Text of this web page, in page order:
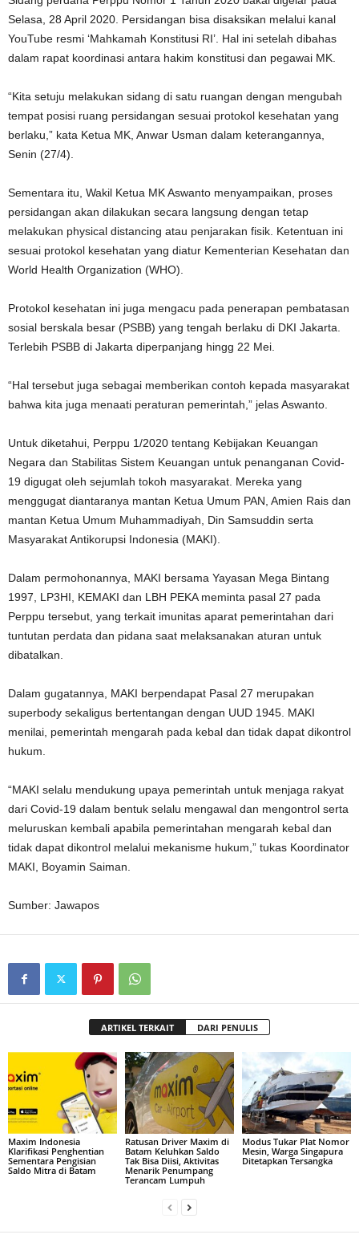
Selasa, 28 April 2020. Persidangan bisa disaksikan melalui kanal
YouTube resmi ‘Mahkamah Konstitusi RI’. Hal ini setelah dibahas
dalam rapat koordinasi antara hakim konstitusi dan pegawai MK.
“Kita setuju melakukan sidang di satu ruangan dengan mengubah
tempat posisi ruang persidangan sesuai protokol kesehatan yang
berlaku,” kata Ketua MK, Anwar Usman dalam keterangannya,
Senin (27/4).
Sementara itu, Wakil Ketua MK Aswanto menyampaikan, proses
persidangan akan dilakukan secara langsung dengan tetap
melakukan physical distancing atau penjarakan fisik. Ketentuan ini
sesuai protokol kesehatan yang diatur Kementerian Kesehatan dan
World Health Organization (WHO).
Protokol kesehatan ini juga mengacu pada penerapan pembatasan
sosial berskala besar (PSBB) yang tengah berlaku di DKI Jakarta.
Terlebih PSBB di Jakarta diperpanjang hingg 22 Mei.
“Hal tersebut juga sebagai memberikan contoh kepada masyarakat
bahwa kita juga menaati peraturan pemerintah,” jelas Aswanto.
Untuk diketahui, Perppu 1/2020 tentang Kebijakan Keuangan
Negara dan Stabilitas Sistem Keuangan untuk penanganan Covid-
19 digugat oleh sejumlah tokoh masyarakat. Mereka yang
menggugat diantaranya mantan Ketua Umum PAN, Amien Rais dan
mantan Ketua Umum Muhammadiyah, Din Samsuddin serta
Masyarakat Antikorupsi Indonesia (MAKI).
Dalam permohonannya, MAKI bersama Yayasan Mega Bintang
1997, LP3HI, KEMAKI dan LBH PEKA meminta pasal 27 pada
Perppu tersebut, yang terkait imunitas aparat pemerintahan dari
tuntutan perdata dan pidana saat melaksanakan aturan untuk
dibatalkan.
Dalam gugatannya, MAKI berpendapat Pasal 27 merupakan
superbody sekaligus bertentangan dengan UUD 1945. MAKI
menilai, pemerintah mengarah pada kebal dan tidak dapat dikontrol
hukum.
“MAKI selalu mendukung upaya pemerintah untuk menjaga rakyat
dari Covid-19 dalam bentuk selalu mengawal dan mengontrol serta
meluruskan kembali apabila pemerintahan mengarah kebal dan
tidak dapat dikontrol melalui mekanisme hukum,” tukas Koordinator
MAKI, Boyamin Saiman.
Sumber: Jawapos
ARTIKEL TERKAIT DARI PENULIS
Maxim Indonesia
Klarifikasi Penghentian
Sementara Pengisian
Saldo Mitra di Batam
Ratusan Driver Maxim di
Batam Keluhkan Saldo
Tak Bisa Diisi, Aktivitas
Menarik Penumpang
Terancam Lumpuh
Modus Tukar Plat Nomor
Mesin, Warga Singapura
Ditetapkan Tersangka